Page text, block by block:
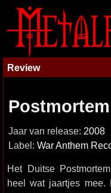
Review
Jaar van release: 2008
Label: War Anthem
Het Duitse
heel wat jaartjes mee.